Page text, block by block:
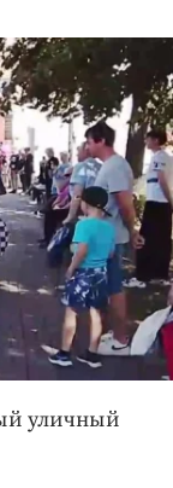
уличный